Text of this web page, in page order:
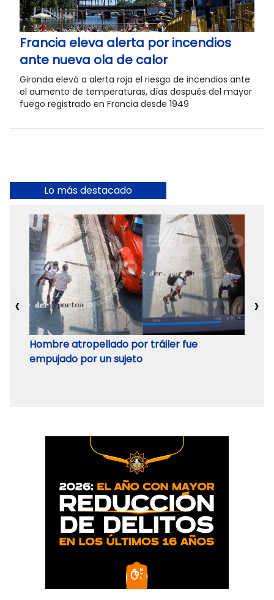
Francia eleva alerta por incendios
ante nueva ola de calor
Gironda elevó a alerta roja el riesgo de incendios ante
el aumento de temperaturas, días después del mayor
fuego registrado en Francia desde 1949
Lo más destacado
Hombre atropellado por tráiler fue
empujado por un sujeto
‹ ›